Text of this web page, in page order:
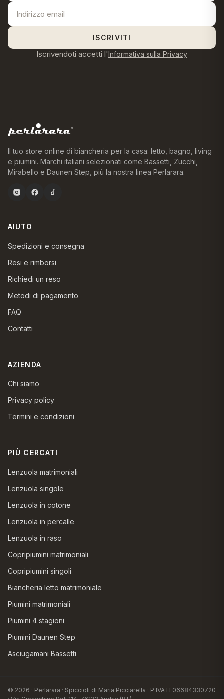
ISCRIVITI
Iscrivendoti accetti l'Informativa sulla Privacy
Il tuo store online di biancheria per la casa: letto, bagno, living
e piumini. Marchi italiani selezionati come Bassetti, Zucchi,
Mirabello e Daunen Step, più la nostra linea Perlarara.
AIUTO
Spedizioni e consegna
Resi e rimborsi
Richiedi un reso
Metodi di pagamento
FAQ
Contatti
AZIENDA
Chi siamo
Privacy policy
Termini e condizioni
PIÙ CERCATI
Lenzuola matrimoniali
Lenzuola singole
Lenzuola in cotone
Lenzuola in percalle
Lenzuola in raso
Copripiumini matrimoniali
Copripiumini singoli
Biancheria letto matrimoniale
Piumini matrimoniali
Piumini 4 stagioni
Piumini Daunen Step
Asciugamani Bassetti
© 2026 · Perlarara · Spiccioli di Maria Picciarella · P.IVA IT06684330720